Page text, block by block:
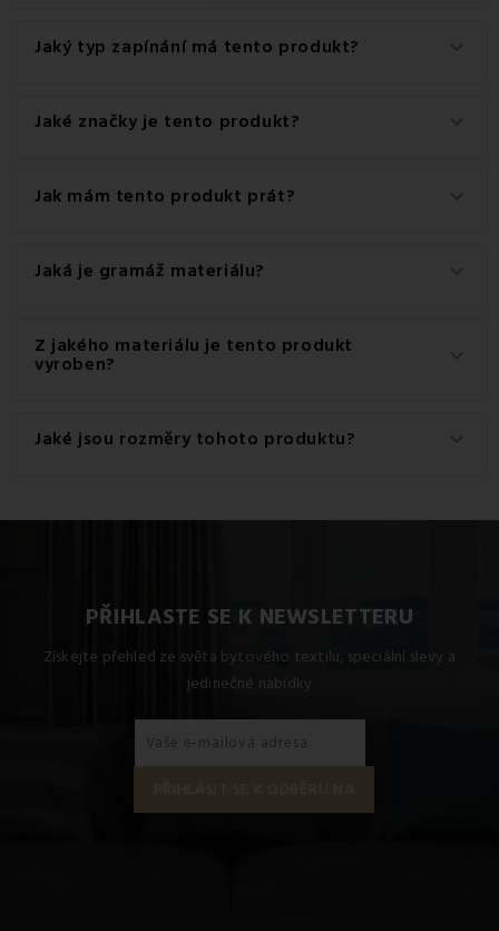
Jaký typ zapínání má tento produkt?
Tento produkt má praktické zapínání na Zip.
Jaké značky je tento produkt?
Jedná se o autentický produkt značky EMI.
Jak mám tento produkt prát?
Pro dosažení nejlepších výsledků doporučujeme tento
produkt prát na 40 °C.
Jaká je gramáž materiálu?
Gramáž materiálu použitého pro tento produkt je 120
g/m2.
Z jakého materiálu je tento produkt
vyroben?
Tento produkt je vyroben z kvalitního materiálu: 100%
Bavlna.
Jaké jsou rozměry tohoto produktu?
PŘIHLASTE SE K NEWSLETTERU
Získejte přehled ze světa bytového textilu, speciální slevy a
jedinečné nabídky